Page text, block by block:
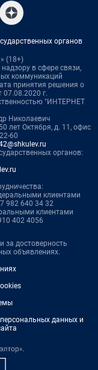
органов
(18+)
в сфере связи,
коммуникаций
принятия решения о
г.
"ИНТЕРНЕТ
Николаевич
лет Октября, д. 11, офис
60
органов:
клиентами
982 640 34 32
клиентами
402 4056
за достоверность
объявлениях.
данных и